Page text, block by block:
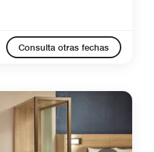
Consulta otras fechas